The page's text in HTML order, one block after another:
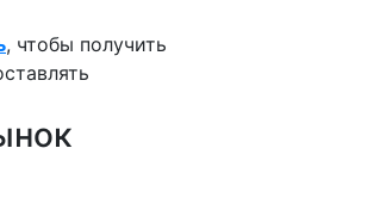
, чтобы получить